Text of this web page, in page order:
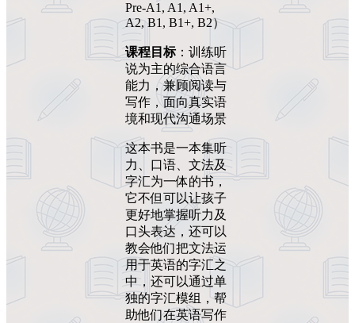
Pre-A1, A1, A1+,
A2, B1, B1+, B2）
课程目标：训练听
说为主的综合语言
能力，兼顾阅读与
写作，面向真实语
境和现代沟通场景
这本书是一本集听
力、口语、文法及
字汇为一体的书，
它不但可以让孩子
更好地掌握听力及
口头表达，还可以
教会他们把文法运
用于英语的字汇之
中，还可以通过单
独的字汇模组，帮
助他们在英语写作